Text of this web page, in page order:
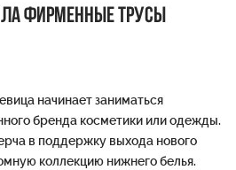
фирменные трусы
начинает заниматься
бренда косметики или одежды.
в поддержку выхода нового
коллекцию нижнего белья.